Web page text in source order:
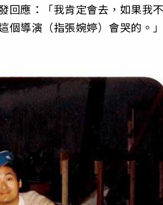
回應：「我肯定會去，如果我
個導演（指張婉婷）會哭的。